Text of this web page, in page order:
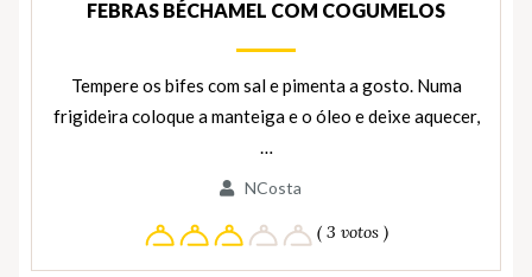
FEBRAS BÉCHAMEL COM COGUMELOS
Tempere os bifes com sal e pimenta a gosto. Numa
frigideira coloque a manteiga e o óleo e deixe aquecer,
…
NCosta
( 3 votos )